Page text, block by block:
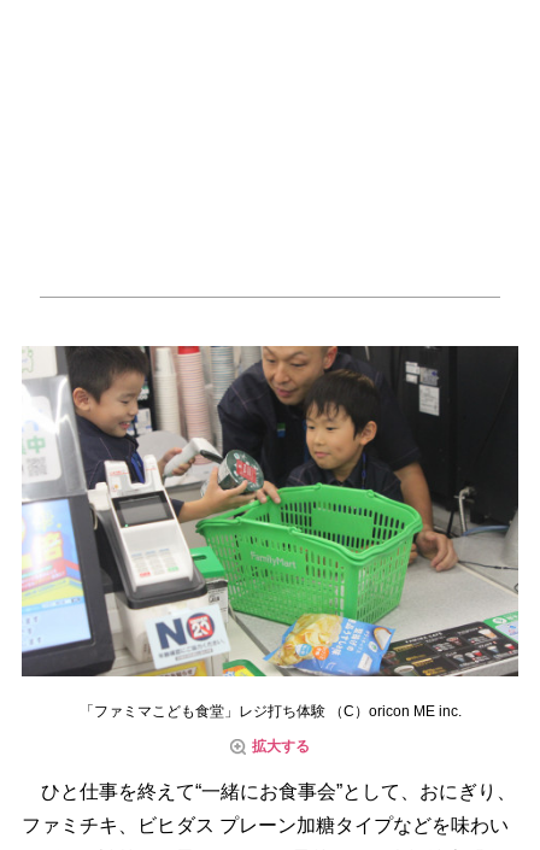
「ファミマこども食堂」レジ打ち体験 （C）oricon ME inc.
拡大する
ひと仕事を終えて“一緒にお食事会”として、おにぎり、
ファミチキ、ビヒダス プレーン加糖タイプなどを味わい